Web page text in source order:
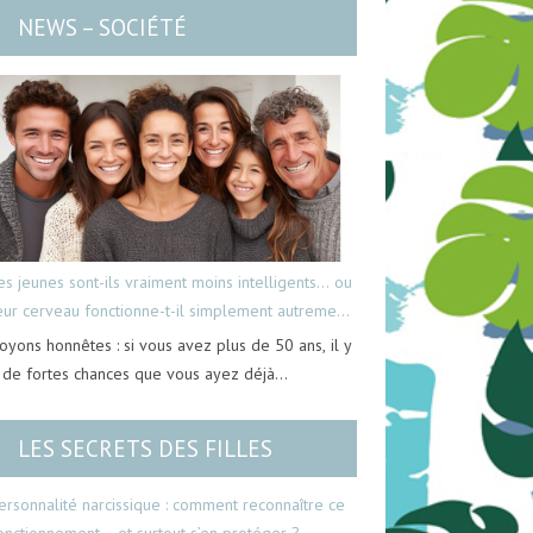
NEWS – SOCIÉTÉ
jeunes sont-ils vraiment moins intelligents… ou
cerveau fonctionne-t-il simplement autrement
honnêtes : si vous avez plus de 50 ans, il y
de fortes chances que vous ayez déjà…
LES SECRETS DES FILLES
narcissique : comment reconnaître ce